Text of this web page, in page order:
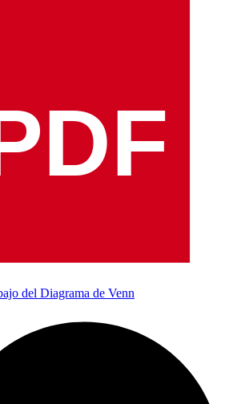
del Diagrama de Venn